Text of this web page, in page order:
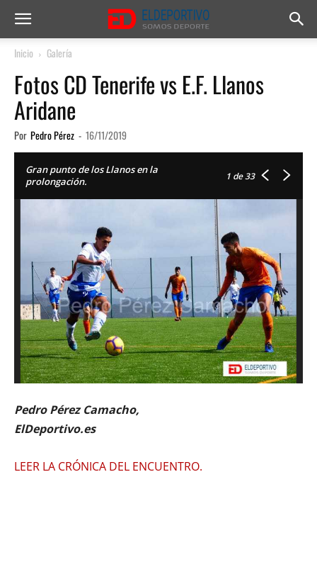
Inicio Galería
Fotos CD Tenerife vs E.F. Llanos
Aridane
Por Pedro Pérez - 16/11/2019
Gran punto de los Llanos en la
prolongación.
1 de 33
Pedro Pérez Camacho,
ElDeportivo.es
LEER LA CRÓNICA DEL ENCUENTRO.